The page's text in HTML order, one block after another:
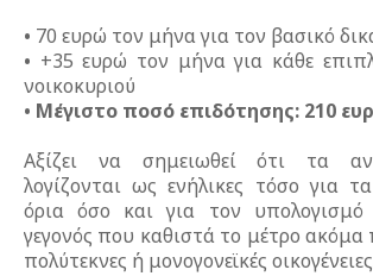
• 70 ευρώ τον μήνα για τον βασικό
• +35 ευρώ τον μήνα για κάθε
νοικοκυριού
• Μέγιστο ποσό επιδότησης: 210
Αξίζει να σημειωθεί ότι τα
λογίζονται ως ενήλικες τόσο για
όρια όσο και για τον
γεγονός που καθιστά το μέτρο ακόμα
πολύτεκνες ή μονογονεϊκές